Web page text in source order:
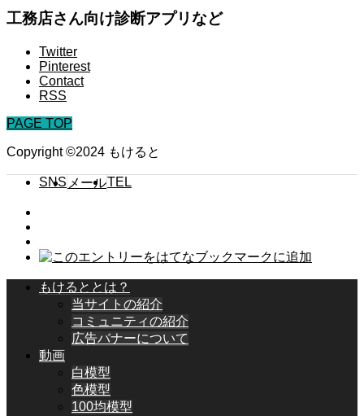
工務店さん向け診断アプリなど
Twitter
Pinterest
Contact
RSS
PAGE TOP
Copyright ©2024 もけると
SNS メールTEL
もけるととは？
当サイトの紹介
コミュニティの紹介
広告バナーについて
動画
白模型
色模型
100均模型